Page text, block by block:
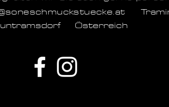
Österreich